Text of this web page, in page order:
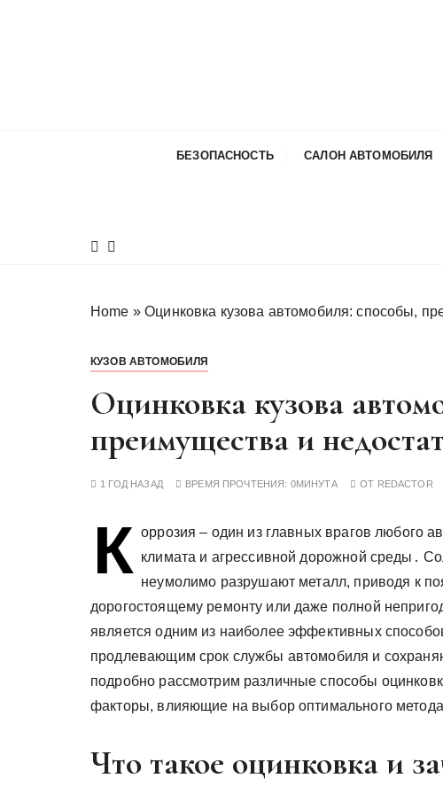
БЕЗОПАСНОСТЬ САЛОН АВТОМОБИЛЯ
Home »Оцинковка кузова автомобиля: способы,
КУЗОВ АВТОМОБИЛЯ
Оцинковка кузова
преимущества и
1 ГОД НАЗАД ВРЕМЯ ПРОЧТЕНИЯ: 0МИНУТА ОТ REDACTOR
К оррозия – один из главных врагов любого
климата и агрессивной дорожной среды․
неумолимо разрушают металл, приводя к
дорогостоящему ремонту или даже полной
является одним из наиболее эффективных
продлевающим срок службы автомобиля и
подробно рассмотрим различные способы
факторы, влияющие на выбор оптимального
Что такое оцинковка и